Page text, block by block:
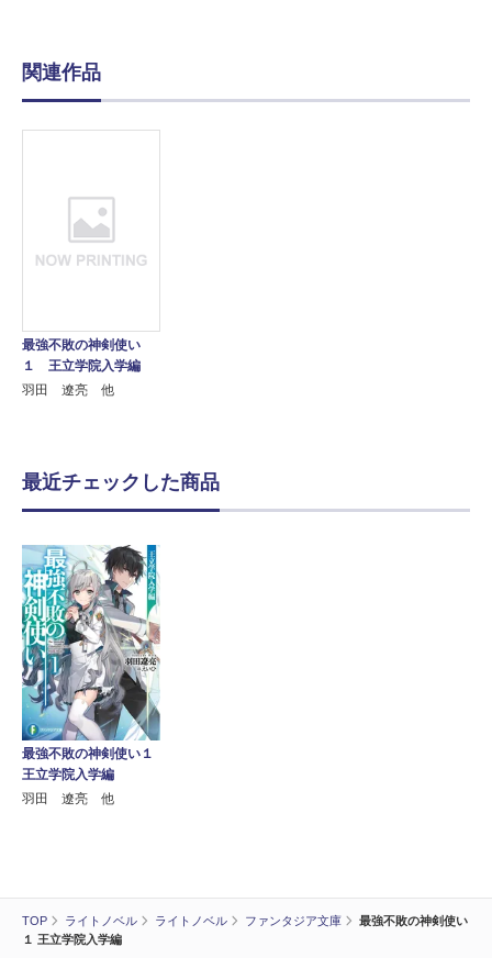
TOP ライトノベル ライトノベル ファンタジア文庫
最強不敗の神剣使い
１ 王立学院入学編
関連作品
最強不敗の神剣使い
１ 王立学院入学編
羽田 遼亮 他
最近チェックした商品
最強不敗の神剣使い１
王立学院入学編
羽田 遼亮 他